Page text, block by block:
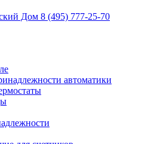
8 (495) 777-25-70
автоматики